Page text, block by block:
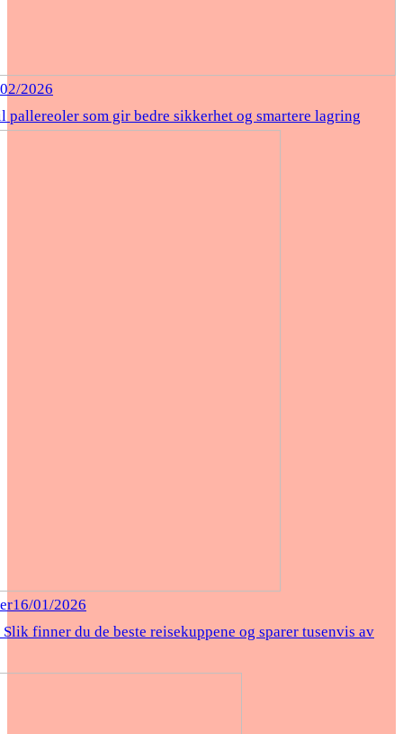
2026
pallereoler som gir bedre sikkerhet og smartere lagring
16/01/2026
Slik finner du de beste reisekuppene og sparer tusenvis av